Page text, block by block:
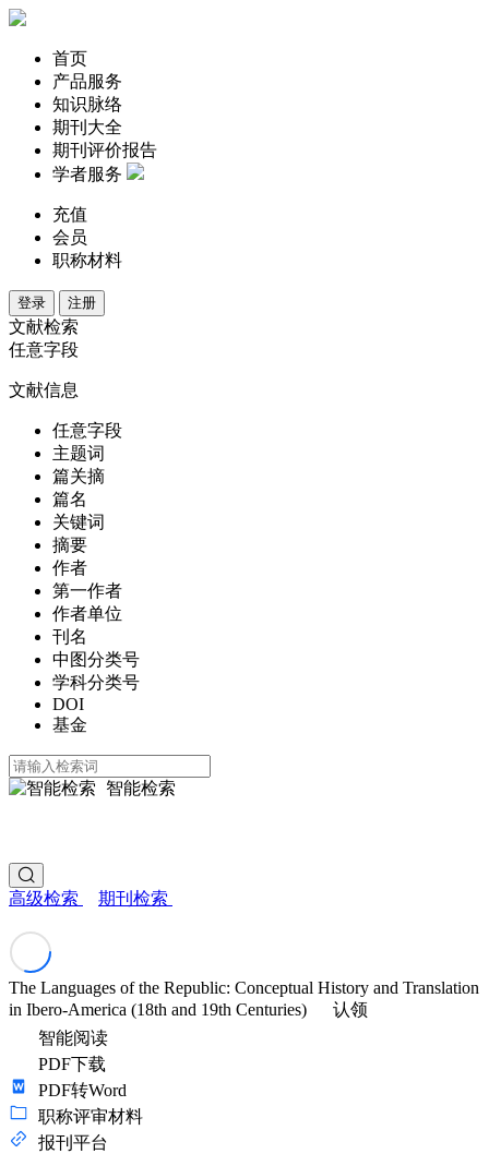
首页
产品服务
知识脉络
期刊大全
期刊评价报告
学者服务
充值
会员
职称材料
登录 注册
文献检索
任意字段
文献信息
任意字段
主题词
篇关摘
篇名
关键词
摘要
作者
第一作者
作者单位
刊名
中图分类号
学科分类号
DOI
基金
智能检索
高级检索 期刊检索
The Languages of the Republic: Conceptual History and Translation
in Ibero-America (18th and 19th Centuries)
认领
智能阅读
PDF下载
PDF转Word
职称评审材料
报刊平台